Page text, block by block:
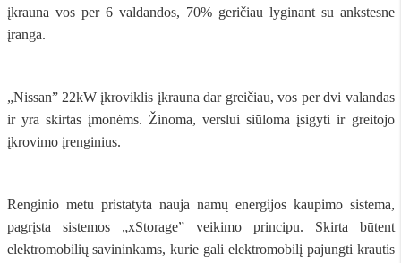
įkrauna vos per 6 valdandos, 70% geričiau lyginant su ankstesne
įranga.
„Nissan” 22kW įkroviklis įkrauna dar greičiau, vos per dvi valandas
ir yra skirtas įmonėms. Žinoma, verslui siūloma įsigyti ir greitojo
įkrovimo įrenginius.
Renginio metu pristatyta nauja namų energijos kaupimo sistema,
pagrįsta sistemos „xStorage” veikimo principu. Skirta būtent
elektromobilių savininkams, kurie gali elektromobilį pajungti krautis